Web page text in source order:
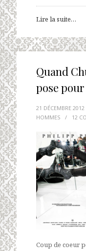
Lire la suite…
Quand
pose
21 DÉCEMBRE 2012
HOMMES
/ 12
Coup de coeur